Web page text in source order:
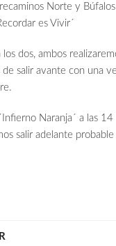
Norte y
es Vivir´
dos, ambos
de salir avante con una
Naranja´ a las
salir adelante